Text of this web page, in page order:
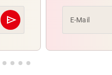
send
Abschicken E-Mail